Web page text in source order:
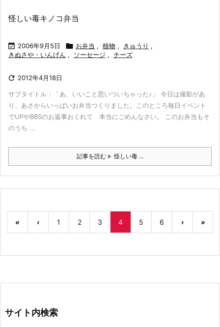
怪しい毒キノコ弁当
 2006年9月5日  お弁当 , 植物 , きゅうり ,
きぬさや・いんげん , ソーセージ , チーズ
 2012年4月18日
サブタイトル：「あ、いいこと思いついちゃった♪」 今日は撮影があ
り、あさからいっぱいお弁当つくりました。このところ毎日イベント
でUPやBBSのお返事おくれて 本当にごめんなさい。 このお弁当もそ
のうち ...
記事を読む 怪しい毒 ...
« ‹ 1 2 3 4 5 6 › »
サイト内検索